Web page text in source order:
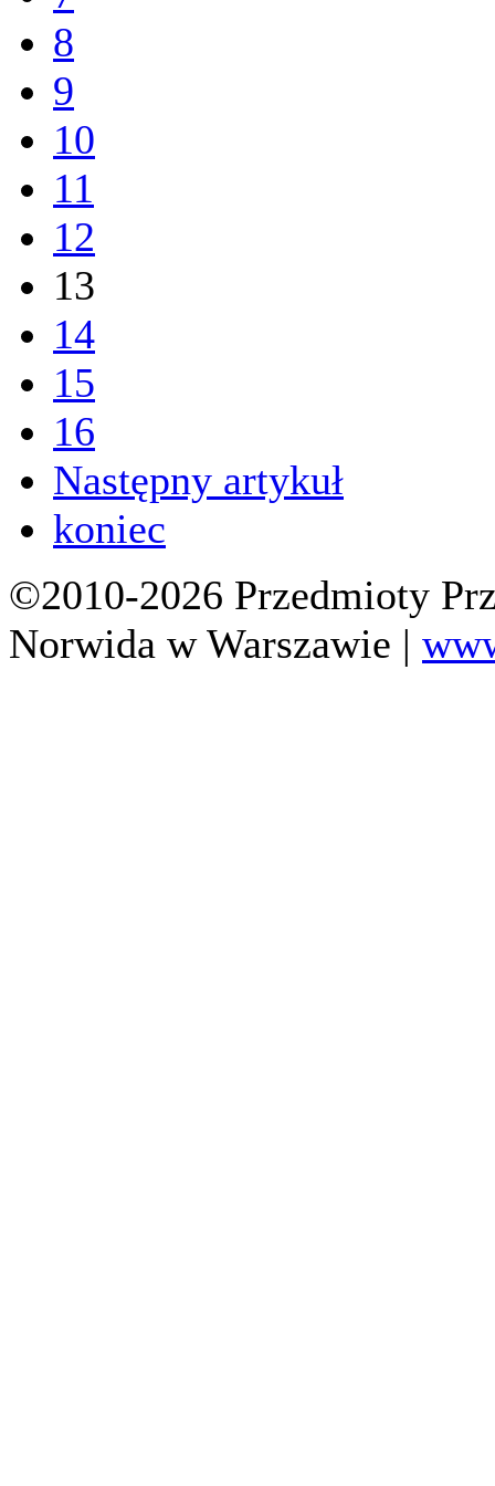
8
9
10
11
12
13
14
15
16
Następny artykuł
koniec
©2010-2026 Przedmioty
Norwida w Warszawie |